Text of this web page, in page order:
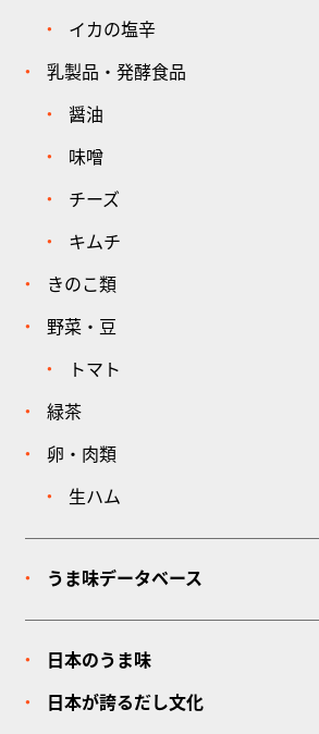
イカの塩辛
乳製品・発酵食品
醤油
味噌
チーズ
キムチ
きのこ類
野菜・豆
トマト
緑茶
卵・肉類
生ハム
うま味データベース
日本のうま味
日本が誇るだし文化